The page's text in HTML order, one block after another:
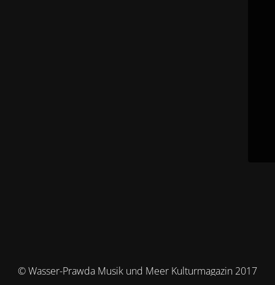
© Wasser-Prawda Musik und Meer Kulturmagazin 2017